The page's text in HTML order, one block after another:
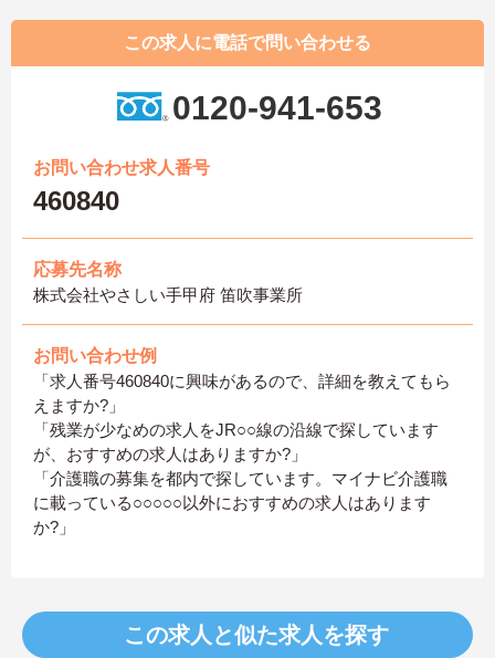
この求人に電話で問い合わせる
0120-941-653
お問い合わせ求人番号
460840
応募先名称
株式会社やさしい手甲府 笛吹事業所
お問い合わせ例
「求人番号460840に興味があるので、詳細を教えてもら
えますか?」
「残業が少なめの求人をJR○○線の沿線で探しています
が、おすすめの求人はありますか?」
「介護職の募集を都内で探しています。マイナビ介護職
に載っている○○○○○以外におすすめの求人はあります
か?」
この求人と似た求人を探す